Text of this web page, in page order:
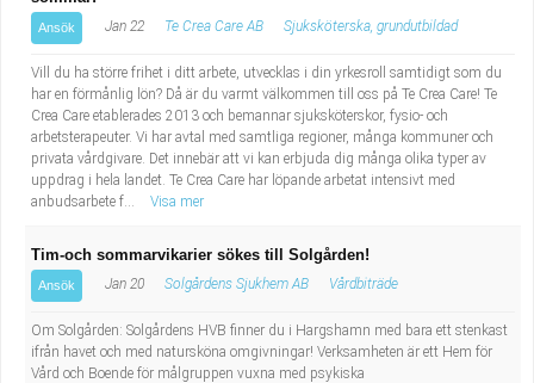
Ansök Jan 22 Te Crea Care AB Sjuksköterska, grundutbildad
Vill du ha större frihet i ditt arbete, utvecklas i din yrkesroll samtidigt som du
har en förmånlig lön? Då är du varmt välkommen till oss på Te Crea Care! Te
Crea Care etablerades 2013 och bemannar sjuksköterskor, fysio- och
arbetsterapeuter. Vi har avtal med samtliga regioner, många kommuner och
privata vårdgivare. Det innebär att vi kan erbjuda dig många olika typer av
uppdrag i hela landet. Te Crea Care har löpande arbetat intensivt med
anbudsarbete f...
Visa mer
Tim-och sommarvikarier sökes till Solgården!
Ansök Jan 20 Solgårdens Sjukhem AB Vårdbiträde
Om Solgården: Solgårdens HVB finner du i Hargshamn med bara ett stenkast
ifrån havet och med natursköna omgivningar! Verksamheten är ett Hem för
Vård och Boende för målgruppen vuxna med psykiska